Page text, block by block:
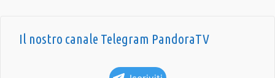
Il nostro canale Telegram PandoraTV